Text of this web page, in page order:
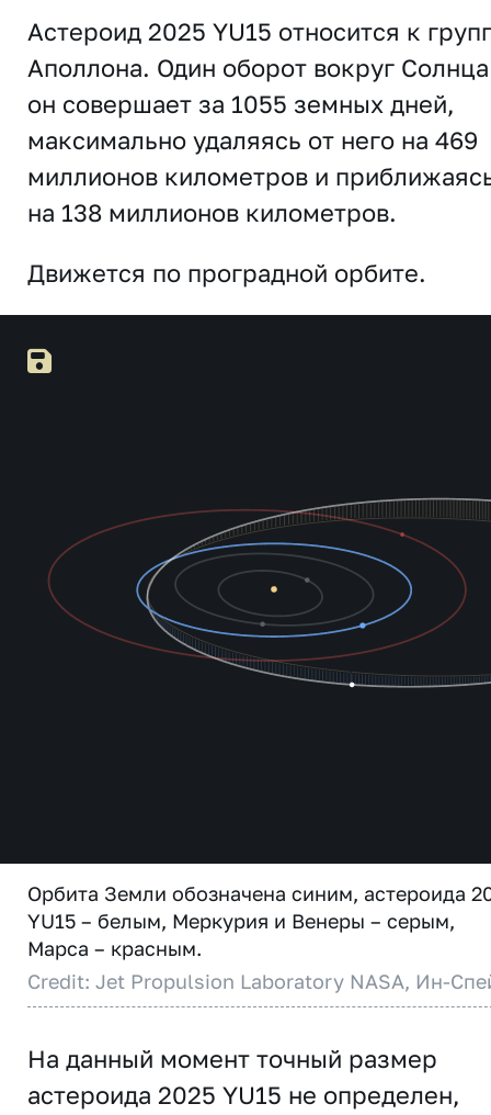
Астероид 2025 YU15 относится к
Аполлона. Один оборот вокруг Солнца
он совершает за 1055 земных дней,
максимально удаляясь от него на 469
миллионов километров и
на 138 миллионов километров.
Движется по проградной орбите.
Орбита Земли обозначена синим, астероида
YU15 – белым, Меркурия и Венеры – серым,
Марса – красным.
Credit: Jet Propulsion Laboratory NASA, Ин-
На данный момент точный размер
астероида 2025 YU15 не определен,